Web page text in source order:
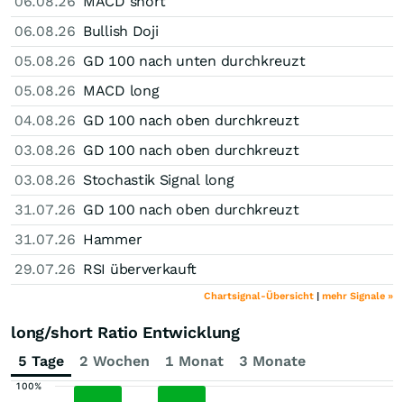
06.08.26 Bullish Doji
05.08.26 GD 100 nach unten durchkreuzt
05.08.26 MACD long
04.08.26 GD 100 nach oben durchkreuzt
03.08.26 GD 100 nach oben durchkreuzt
03.08.26 Stochastik Signal long
31.07.26 GD 100 nach oben durchkreuzt
31.07.26 Hammer
29.07.26 RSI überverkauft
Chartsignal-Übersicht | mehr Signale »
long/short Ratio Entwicklung
5 Tage 2 Wochen 1 Monat 3 Monate
100%